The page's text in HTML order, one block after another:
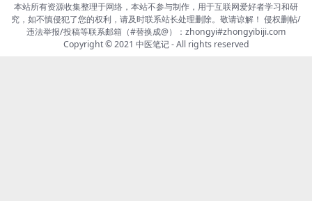
本站所有资源收集整理于网络，本站不参与制作，用于互联网爱好者学习和研
究，如不慎侵犯了您的权利，请及时联系站长处理删除。敬请谅解！ 侵权删帖/
违法举报/投稿等联系邮箱（#替换成@）：zhongyi#zhongyibiji.com
Copyright © 2021 中医笔记- All rights reserved